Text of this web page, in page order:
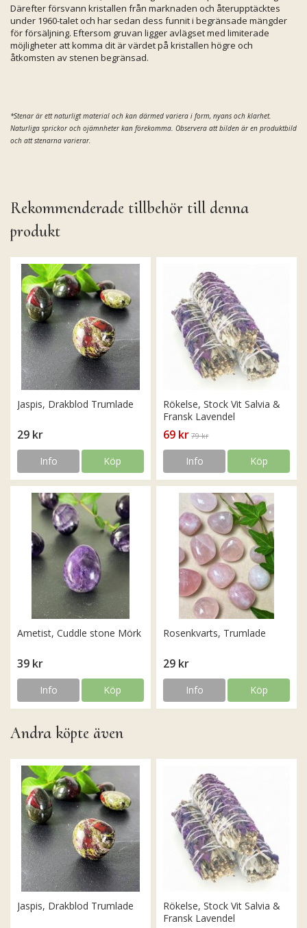
Därefter försvann kristallen från marknaden och återupptäcktes
under 1960-talet och har sedan dess funnit i begränsade mängder
för försäljning. Eftersom gruvan ligger avlägset med limiterade
möjligheter att komma dit är värdet på kristallen högre och
åtkomsten av stenen begränsad.
*Stenar är ett naturligt material och kan därmed variera i form, nyans och klarhet.
Naturliga sprickor och ojämnheter kan förekomma. Observera att bilden är en produktbild
och att stenarna varierar.
Rekommenderade tillbehör till denna
produkt
Jaspis, Drakblod Trumlade
29 kr
Info Köp
Rökelse, Stock Vit Salvia &
Fransk Lavendel
69 kr 79 kr
Info Köp
Ametist, Cuddle stone Mörk
39 kr
Info Köp
Rosenkvarts, Trumlade
29 kr
Info Köp
Andra köpte även
Jaspis, Drakblod Trumlade
Rökelse, Stock Vit Salvia &
Fransk Lavendel